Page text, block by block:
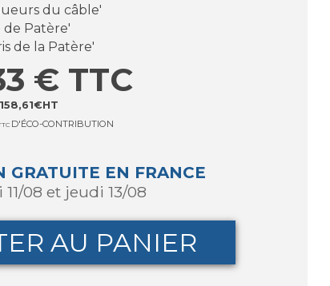
du câble'
de Patère'
de la Patère'
158,61€HT
€ TTC
D'ÉCO-CONTRIBUTION
GRATUITE EN FRANCE
11/08 et jeudi 13/08
AU PANIER